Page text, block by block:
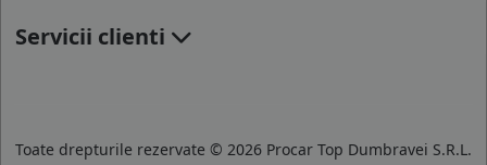
Servicii clienti
Toate drepturile rezervate © 2026 Procar Top Dumbravei S.R.L.